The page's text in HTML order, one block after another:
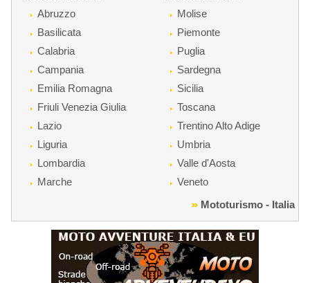
Abruzzo
Basilicata
Calabria
Campania
Emilia Romagna
Friuli Venezia Giulia
Lazio
Liguria
Lombardia
Marche
Molise
Piemonte
Puglia
Sardegna
Sicilia
Toscana
Trentino Alto Adige
Umbria
Valle d'Aosta
Veneto
Mototurismo - Italia